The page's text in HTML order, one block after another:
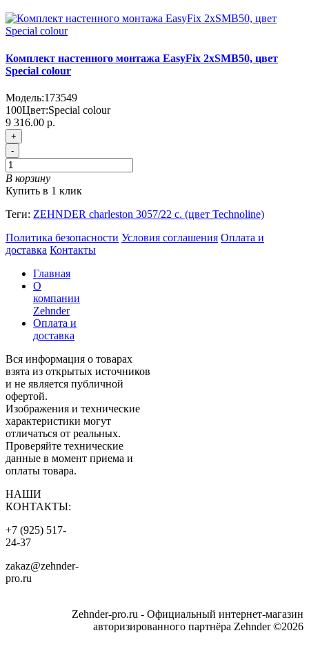
Комплект настенного монтажа EasyFix 2хSMB50, цвет
Special colour
Модель:173549
100Цвет:Special colour
9 316.00 р.
+
-
В корзину
Купить в 1 клик
Теги: ZEHNDER charleston 3057/22 с. (цвет Technoline)
Политика безопасности Условия соглашения Оплата и
доставка Контакты
Главная
О
компании
Zehnder
Оплата и
доставка
Вся информация о товарах
взята из открытых источников
и не является публичной
офертой.
Изображения и технические
характеристики могут
отличаться от реальных.
Проверяйте технические
данные в момент приема и
оплаты товара.
НАШИ
КОНТАКТЫ:
+7 (925) 517-
24-37
zakaz@zehnder-
pro.ru
Zehnder-pro.ru - Официальный интернет-магазин
авторизированного партнёра Zehnder ©2026